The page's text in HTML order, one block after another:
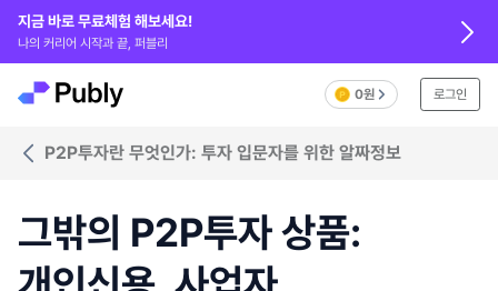
지금 바로 무료체험 해보세요!
나의 커리어 시작과 끝, 퍼블리
0원 로그인
P2P투자란 무엇인가: 투자 입문자를 위한 알짜정보
그밖의 P2P투자 상품: